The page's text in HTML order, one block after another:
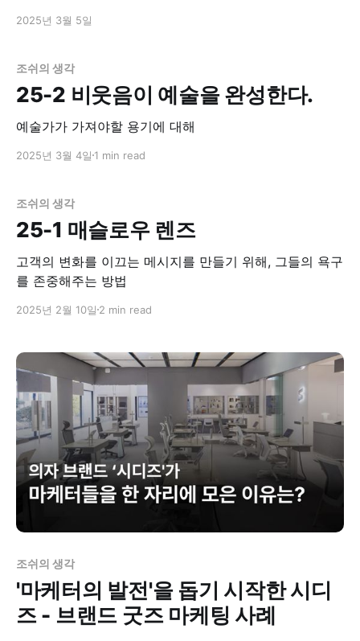
2025년 3월 5일
조쉬의 생각
25-2 비웃음이 예술을 완성한다.
예술가가 가져야할 용기에 대해
2025년 3월 4일 1 min read
조쉬의 생각
25-1 매슬로우 렌즈
고객의 변화를 이끄는 메시지를 만들기 위해, 그들의 욕구
를 존중해주는 방법
2025년 2월 10일 2 min read
조쉬의 생각
'마케터의 발전'을 돕기 시작한 시디
즈 - 브랜드 굿즈 마케팅 사례